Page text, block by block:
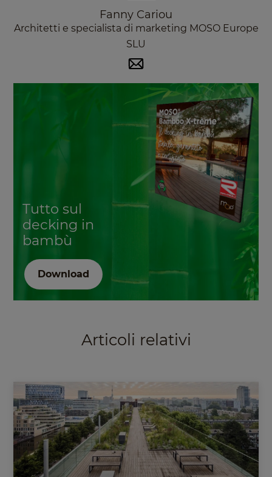
Fanny Cariou
Architetti e specialista di marketing MOSO Europe
SLU
Tutto sul
decking in
bambù
Download
Articoli relativi